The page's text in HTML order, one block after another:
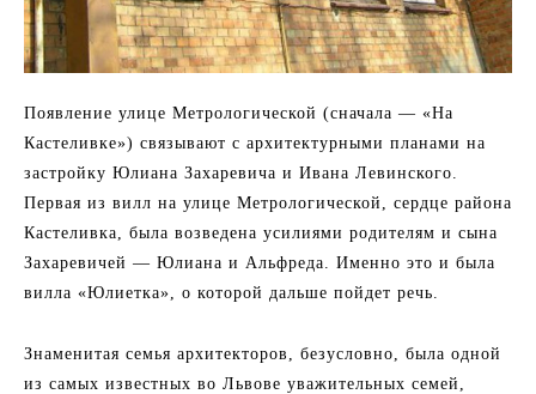
Появление улице Метрологической (сначала — «На
Кастеливке») связывают с архитектурными планами на
застройку Юлиана Захаревича и Ивана Левинского.
Первая из вилл на улице Метрологической, сердце района
Кастеливка, была возведена усилиями родителям и сына
Захаревичей — Юлиана и Альфреда. Именно это и была
вилла «Юлиетка», о которой дальше пойдет речь.
Знаменитая семья архитекторов, безусловно, была одной
из самых известных во Львове уважительных семей,